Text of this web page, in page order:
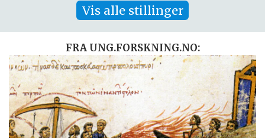
Vis alle stillinger
FRA UNG.FORSKNING.NO: